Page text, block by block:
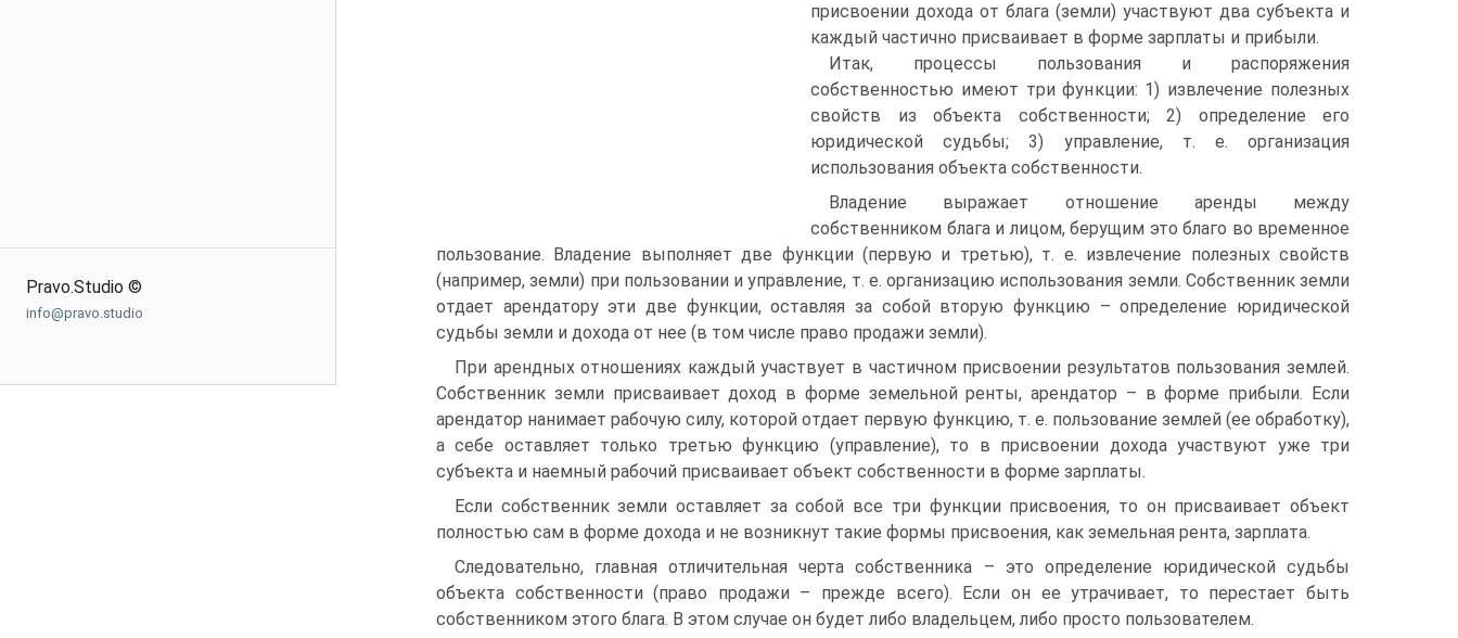
Pravo.Studio ©
info@pravo.studio
присвоении дохода от блага (земли) участвуют два субъекта и
каждый частично присваивает в форме зарплаты и прибыли.
Итак, процессы пользования и распоряжения
собственностью имеют три функции: 1) извлечение полезных
свойств из объекта собственности; 2) определение его
юридической судьбы; 3) управление, т. е. организация
использования объекта собственности.
Владение выражает отношение аренды между
собственником блага и лицом, берущим это благо во временное
пользование. Владение выполняет две функции (первую и третью), т. е. извлечение полезных свойств
(например, земли) при пользовании и управление, т. е. организацию использования земли. Собственник земли
отдает арендатору эти две функции, оставляя за собой вторую функцию – определение юридической
судьбы земли и дохода от нее (в том числе право продажи земли).
При арендных отношениях каждый участвует в частичном присвоении результатов пользования землей.
Собственник земли присваивает доход в форме земельной ренты, арендатор – в форме прибыли. Если
арендатор нанимает рабочую силу, которой отдает первую функцию, т. е. пользование землей (ее обработку),
а себе оставляет только третью функцию (управление), то в присвоении дохода участвуют уже три
субъекта и наемный рабочий присваивает объект собственности в форме зарплаты.
Если собственник земли оставляет за собой все три функции присвоения, то он присваивает объект
полностью сам в форме дохода и не возникнут такие формы присвоения, как земельная рента, зарплата.
Следовательно, главная отличительная черта собственника – это определение юридической судьбы
объекта собственности (право продажи – прежде всего). Если он ее утрачивает, то перестает быть
собственником этого блага. В этом случае он будет либо владельцем, либо просто пользователем.